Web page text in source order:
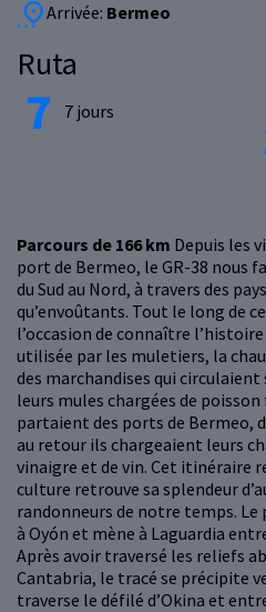
Arrivée: Bermeo
Ruta
7 jours
Parcours de 166 km Depuis les
port de Bermeo, le GR-38 nous
du Sud au Nord, à travers des
qu’envoûtants. Tout le long de
l’occasion de connaître
utilisée par les muletiers, la
des marchandises qui
leurs mules chargées de
partaient des ports de Bermeo,
au retour ils chargeaient leurs
vinaigre et de vin. Cet itinéraire
culture retrouve sa splendeur
randonneurs de notre temps. Le
à Oyón et mène à Laguardia
Après avoir traversé les reliefs
Cantabria, le tracé se précipite
traverse le défilé d’Okina et